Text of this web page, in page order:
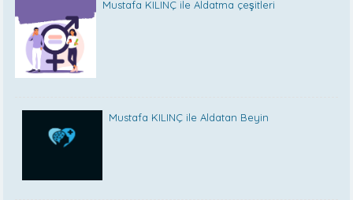
Mustafa KILINÇ ile Aldatma çeşitleri
Mustafa KILINÇ ile Aldatan Beyin